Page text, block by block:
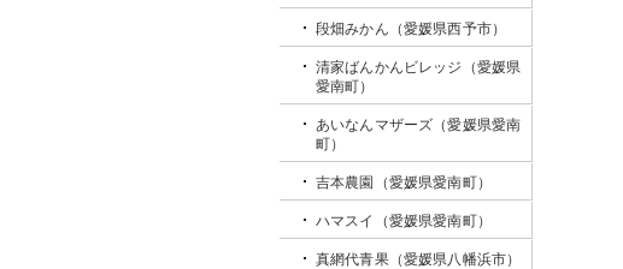
段畑みかん（愛媛県西予市）
清家ばんかんビレッジ（愛媛県
愛南町）
あいなんマザーズ（愛媛県愛南
町）
吉本農園（愛媛県愛南町）
ハマスイ（愛媛県愛南町）
真網代青果（愛媛県八幡浜市）